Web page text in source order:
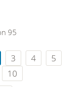
95
3 4
5
10